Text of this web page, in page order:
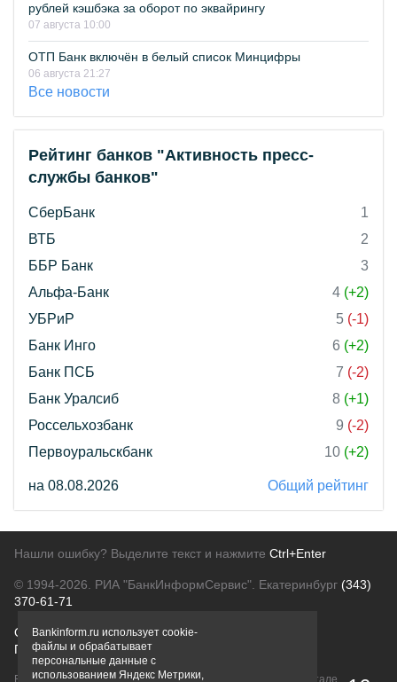
рублей кэшбэка за оборот по эквайрингу
07 августа 10:00
ОТП Банк включён в белый список Минцифры
06 августа 21:27
Все новости
Рейтинг банков "Активность пресс-
службы банков"
СберБанк
1
ВТБ
2
ББР Банк
3
Альфа-Банк
4 (+2)
УБРиР
5 (-1)
Банк Инго
6 (+2)
Банк ПСБ
7 (-2)
Банк Уралсиб
8 (+1)
Россельхозбанк
9 (-2)
Первоуральскбанк
10 (+2)
на 08.08.2026 Общий рейтинг
Нашли ошибку? Выделите текст и нажмите Ctrl+Enter
© 1994-2026. РИА "БанкИнформСервис". Екатеринбург (343)
370-61-71
О проектеПолитика конфиденциальности
Правовая информацияДля рекламодателей
Вся информация о продуктах банков, размещенная на портале
Bankinform.ru использует cookie-
файлы и обрабатывает
персональные данные с
использованием Яндекс Метрики,